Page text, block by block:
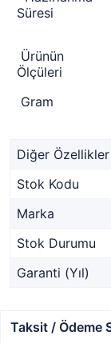
Süresi
Ürünün
Ölçüleri
Gram
Diğer Özellikler
Stok Kodu
Marka
Stok Durumu
Garanti (Yıl)
Taksit / Ödeme